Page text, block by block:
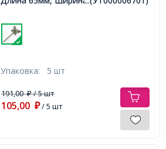
Упаковка: 5 шт
191,00₽/ 5 шт
105,00 ₽/ 5 шт